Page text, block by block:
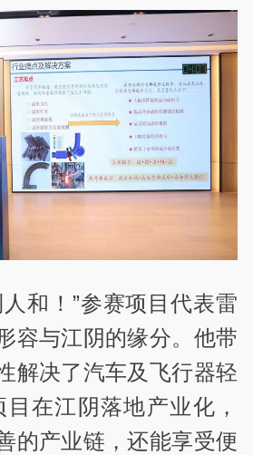
和！”参赛项目代表雷
容与江阴的缘分。他带
解决了汽车及飞行器轻
在江阴落地产业化，
的产业链，还能享受便